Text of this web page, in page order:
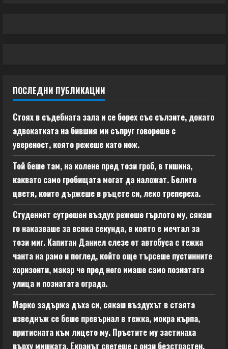
ПОСЛЕДНИ ПУБЛИКАЦИИ
Стоях в съдебната зала и се борех със сълзите, докато
адвокатката на бившия ми съпруг говореше с
увереност, която режеше като нож.
Той беше там, на колене пред този гроб, в тишина,
каквато само гробищата могат да наложат. Белите
цветя, които държеше в ръцете си, леко трепереха.
Студеният сутрешен въздух режеше гърлото му, сякаш
го наказваше за всяка секунда, в която е мечтал за
този миг. Капитан Даниел слезе от автобуса с тежка
чанта на рамо и поглед, който още търсеше пустинните
хоризонти, макар че пред него имаше само познатата
улица и познатата ограда.
Марко задържа дъха си, сякаш въздухът в стаята
изведнъж се беше превърнал в тежка, мокра кърпа,
притисната към лицето му. Пръстите му застинаха
върху мишката. Екранът светеше с онзи безстрастен,